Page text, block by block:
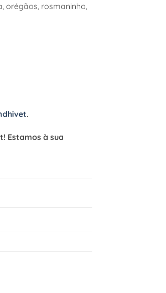
orégãos, rosmaninho,
.
Estamos à sua